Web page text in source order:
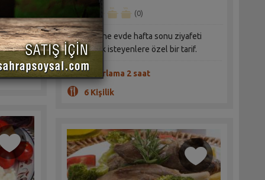
(0)
Sevdiklerine evde hafta sonu ziyafeti
hazırlamak isteyenlere özel bir tarif.
Hazırlama 2 saat
6 Kişilik